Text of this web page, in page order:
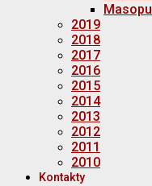
2019
2018
2017
2016
2015
2014
2013
2012
2011
2010
Kontakty